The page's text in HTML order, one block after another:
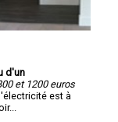
d'un
et 1200 euros
est à